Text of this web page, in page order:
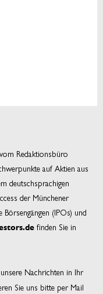
Redaktionsbüro
auf Aktien aus
deutschsprachigen
der Münchener
(IPOs) und
finden Sie in
Nachrichten in Ihr
Sie uns bitte per Mail